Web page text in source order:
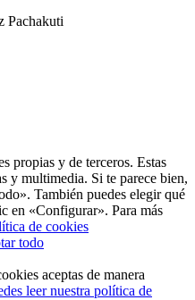
Pachakuti
propias y de terceros. Estas
y multimedia. Si te parece bien,
También puedes elegir qué
en «Configurar». Para más
de cookies
todo
aceptas de manera
leer nuestra política de